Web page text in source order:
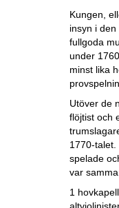
Kungen,
insyn i
fullgoda
under
minst lika
Utöver de
flöjtist och
1770-
spelade
var
1